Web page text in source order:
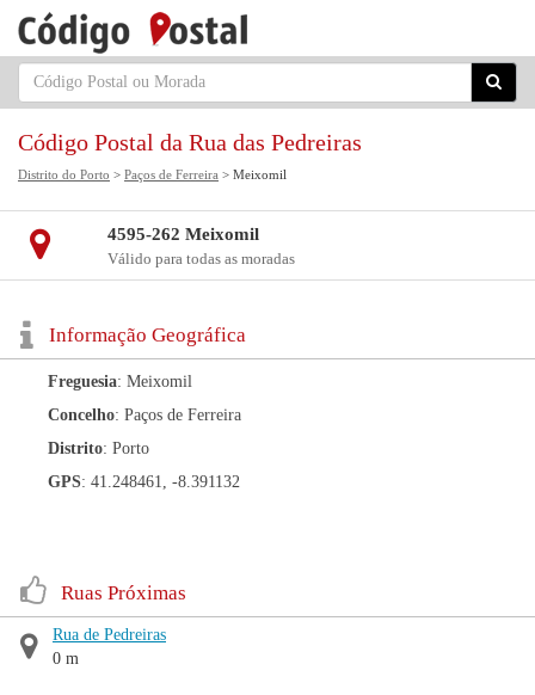
Código Postal da Rua das Pedreiras
Distrito do Porto > Paços de Ferreira > Meixomil
4595-262 Meixomil
Válido para todas as moradas
Informação Geográfica
Freguesia: Meixomil
Concelho: Paços de Ferreira
Distrito: Porto
GPS: 41.248461, -8.391132
Ruas Próximas
Rua de Pedreiras
0 m